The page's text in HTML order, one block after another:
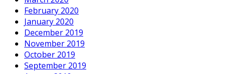
February 2020
January 2020
December 2019
November 2019
October 2019
September 2019